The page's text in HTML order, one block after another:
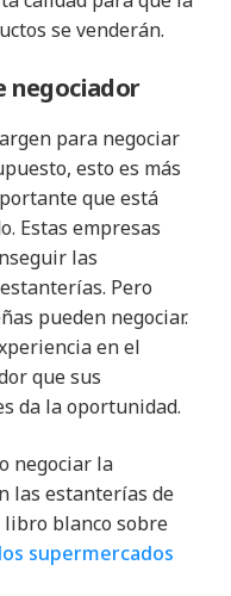
se venderán.
negociador
para negociar
esto es más
que está
Estas empresas
las
Pero
pueden negociar.
en el
que sus
da la oportunidad.
negociar la
las estanterías de
libro blanco sobre
supermercados